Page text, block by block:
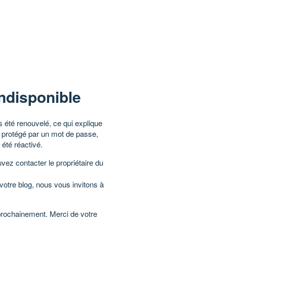
été renouvelé, ce qui explique
par un mot de passe,
réactivé.
contacter le propriétaire du
blog, nous vous invitons à
Merci de votre